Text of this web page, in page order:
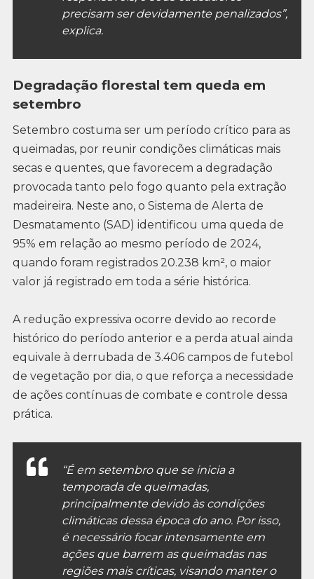
precisam ser devidamente penalizados”,
explica.
Degradação florestal tem queda em
setembro
Setembro costuma ser um período crítico para as
queimadas, por reunir condições climáticas mais
secas e quentes, que favorecem a degradação
provocada tanto pelo fogo quanto pela extração
madeireira. Neste ano, o Sistema de Alerta de
Desmatamento (SAD) identificou uma queda de
95% em relação ao mesmo período de 2024,
quando foram registrados 20.238 km², o maior
valor já registrado em toda a série histórica.
A redução expressiva ocorre devido ao recorde
histórico do período anterior e a perda atual ainda
equivale à derrubada de 3.406 campos de futebol
de vegetação por dia, o que reforça a necessidade
de ações contínuas de combate e controle dessa
prática.
“É em setembro que se inicia a
temporada de queimadas,
principalmente devido às condições
climáticas dessa época do ano. Por isso,
é necessário focar intensamente em
ações que barrem as queimadas nas
regiões mais críticas, visando manter o